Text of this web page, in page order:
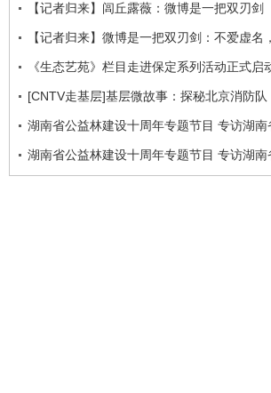
【记者归来】闾丘露薇：微博是一把双刃剑
【记者归来】微博是一把双刃剑：不爱虚名
《生态艺苑》栏目走进保定系列活动正式启
[CNTV走基层]基层微故事：探秘北京消防队
湖南省公益林建设十周年专题节目 专访湖
湖南省公益林建设十周年专题节目 专访湖